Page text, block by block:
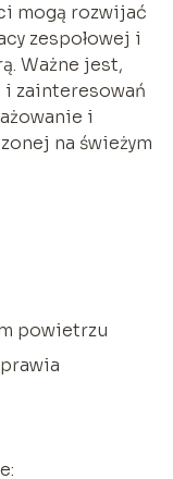
mogą rozwijać
zespołowej i
Ważne jest,
i zainteresowań
i
na świeżym
powietrzu